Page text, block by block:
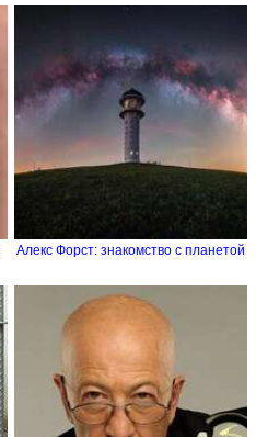
Алекс Форст: знакомство с планетой